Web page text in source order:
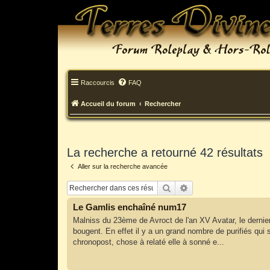
Raccourcis FAQ
Accueil du forum Rechercher
La recherche a retourné 42 résultats
Aller sur la recherche avancée
Rechercher
Le Gamlis enchaîné num17
Malniss du 23ème de Avroct de l'an XV Avatar, le
bougent. En effet il y a un grand nombre de purifiés
chronopost, chose à relaté elle à sonné e...